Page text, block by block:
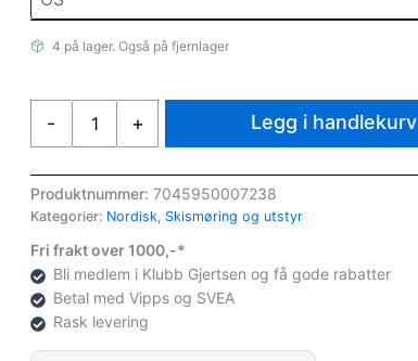
4 på lager. Også på fjernlager
-
Spec.
Hardwax
0/-3C,
45g
antall
+ Legg i handlekurv
Produktnummer: 7045950007238
Kategorier: Nordisk, Skismøring og utstyr
Fri frakt over 1000,-*
Bli medlem i Klubb Gjertsen og få gode rabatter
Betal med Vipps og SVEA
Rask levering